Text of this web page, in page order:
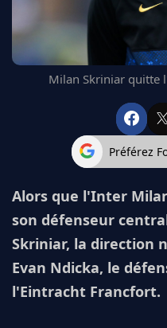
BAYERN
L'AVIS DE LA RÉDAC'
Milan Skriniar quitte
Préférez
Alors que l'Inter
son défenseur
Skriniar, la direction
Evan Ndicka, le
l'Eintracht Francfort.